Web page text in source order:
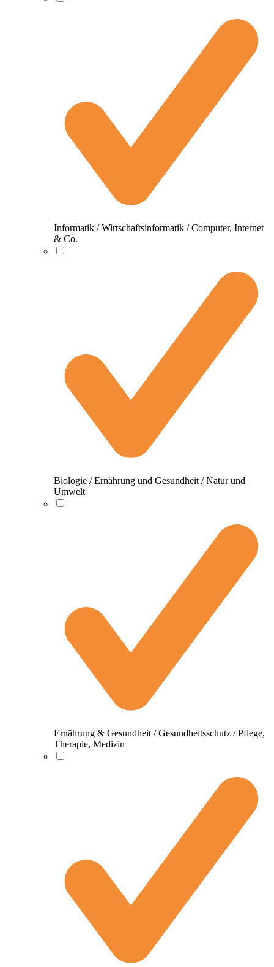
Informatik / Wirtschaftsinformatik / Computer, Internet
& Co.
Biologie / Ernährung und Gesundheit / Natur und
Umwelt
Ernährung & Gesundheit / Gesundheitsschutz / Pflege,
Therapie, Medizin